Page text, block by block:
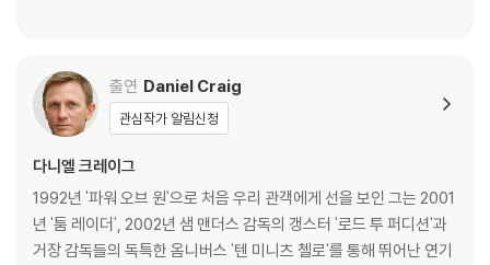
택을 부탁드립니다.
4) 한정판 상품의 변심, 오구매로 인한 반품은 회송된 상품의 상태 확인 후
진행이 가능합니다. 택배 이동 중 파손이 발생하지 않도록 완충 포장을 부
출연 Daniel Craig
관심작가 알림신청
다니엘 크레이그
1992년 '파워 오브 원'으로 처음 우리 관객에게 선을 보인 그는 2001
년 '툼 레이더', 2002년 샘 맨더스 감독의 갱스터 '로드 투 퍼디션'과
거장 감독들의 독특한 옴니버스 '텐 미니츠 첼로'를 통해 뛰어난 연기